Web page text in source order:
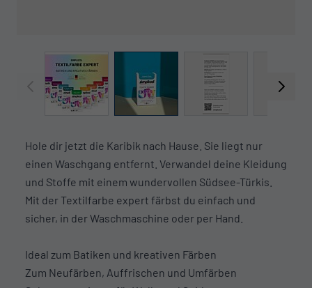
View larger image View larger imageView larger image
Hole dir jetzt die Karibik nach Hause. Sie liegt nur
einen Waschgang entfernt. Verwandel deine Kleidung
und Stoffe mit einem wundervollen Südsee-Türkis.
Mit der Textilfarbe expert färbst du einfach und
sicher, in der Waschmaschine oder per Hand.
Ideal zum Batiken und kreativen Färben
Zum Neufärben, Auffrischen und Umfärben